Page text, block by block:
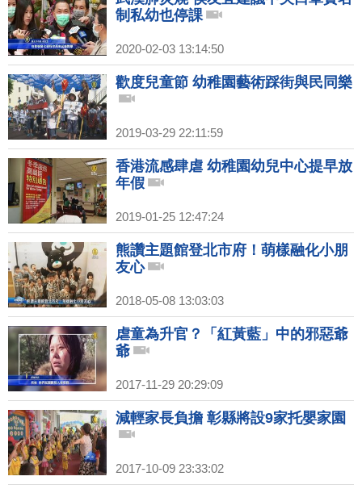
制私幼也停課
2020-02-03 13:14:50
歡度兒童節 幼稚園藝術踩街與民同樂
2019-03-29 22:11:59
香港流感肆虐 幼稚園幼兒中心提早放
年假
2019-01-25 12:47:24
熊讚主題館登北市府！萌樣融化小朋
友心
2018-05-08 13:03:03
虐童為升官？「紅黃藍」中的邪惡爺
爺
2017-11-29 20:29:09
減輕家長負擔 彰縣將設9家托嬰家園
2017-10-09 23:33:02